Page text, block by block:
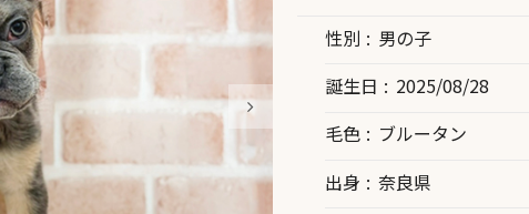
性別
男の子
誕生日
2025/08/28
毛色
ブルータン
出身
奈良県